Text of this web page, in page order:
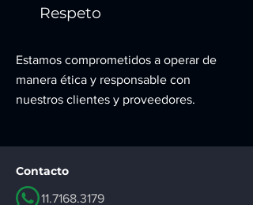
Respeto
Estamos comprometidos a operar de
manera ética y responsable con
nuestros clientes y proveedores.
Contacto
11.7168.3179